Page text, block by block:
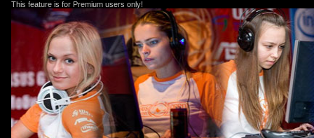
This feature is for Premium users only!